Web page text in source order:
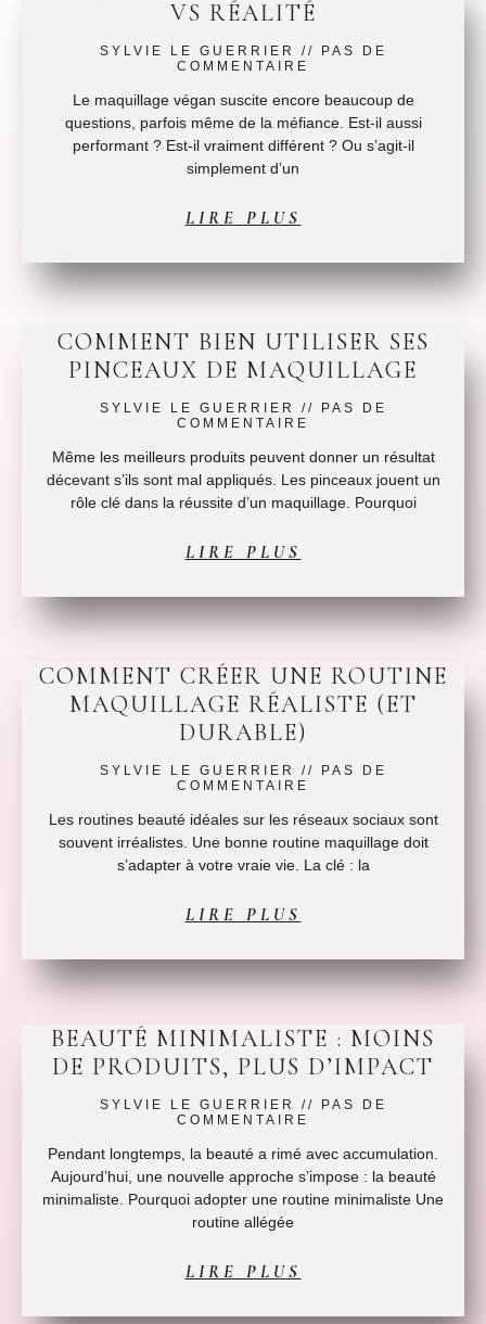
VS RÉALITÉ
SYLVIE LE GUERRIER
PAS DE
COMMENTAIRE
Le maquillage végan suscite encore beaucoup de
questions, parfois même de la méfiance. Est-il aussi
performant ? Est-il vraiment différent ? Ou s’agit-il
simplement d’un
LIRE PLUS
COMMENT BIEN UTILISER SES
PINCEAUX DE MAQUILLAGE
SYLVIE LE GUERRIER
PAS DE
COMMENTAIRE
Même les meilleurs produits peuvent donner un résultat
décevant s’ils sont mal appliqués. Les pinceaux jouent un
rôle clé dans la réussite d’un maquillage. Pourquoi
LIRE PLUS
COMMENT CRÉER UNE ROUTINE
MAQUILLAGE RÉALISTE (ET
DURABLE)
SYLVIE LE GUERRIER
PAS DE
COMMENTAIRE
Les routines beauté idéales sur les réseaux sociaux sont
souvent irréalistes. Une bonne routine maquillage doit
s’adapter à votre vraie vie. La clé : la
LIRE PLUS
BEAUTÉ MINIMALISTE : MOINS
DE PRODUITS, PLUS D’IMPACT
SYLVIE LE GUERRIER
PAS DE
COMMENTAIRE
Pendant longtemps, la beauté a rimé avec accumulation.
Aujourd’hui, une nouvelle approche s’impose : la beauté
minimaliste. Pourquoi adopter une routine minimaliste Une
routine allégée
LIRE PLUS